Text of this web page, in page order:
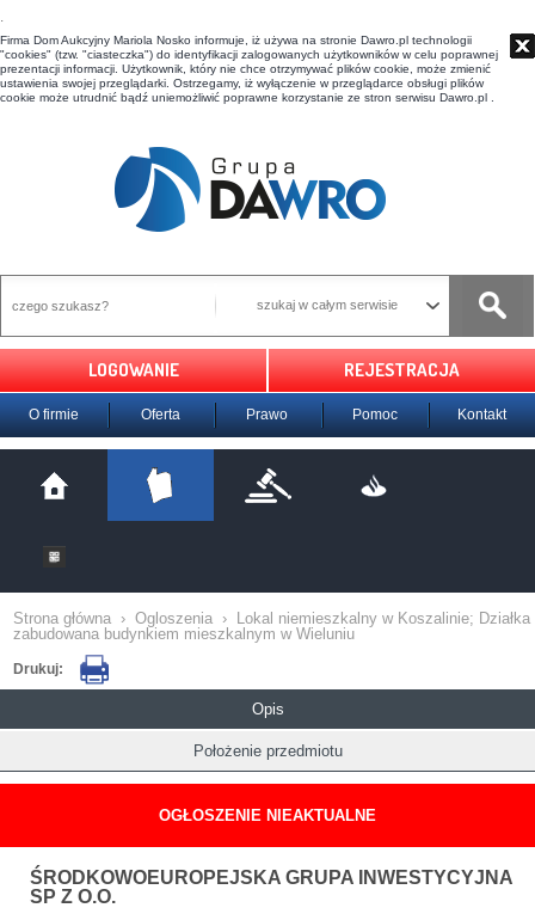
t
Firma Dom Aukcyjny Mariola Nosko informuje, iż używa na stronie Dawro.pl technologii
"cookies" (tzw. "ciasteczka") do identyfikacji zalogowanych użytkowników w celu poprawnej
prezentacji informacji. Użytkownik, który nie chce otrzymywać plików cookie, może zmienić
ustawienia swojej przeglądarki. Ostrzegamy, iż wyłączenie w przeglądarce obsługi plików
cookie może utrudnić bądź uniemożliwić poprawne korzystanie ze stron serwisu Dawro.pl .
szukaj w całym serwisie
LOGOWANIE REJESTRACJA
O firmie Oferta Prawo Pomoc Kontakt
Strona główna › Ogloszenia ›
Lokal niemieszkalny w Koszalinie; Działka
zabudowana budynkiem mieszkalnym w Wieluniu
Drukuj:
Opis
Położenie przedmiotu
OGŁOSZENIE NIEAKTUALNE
ŚRODKOWOEUROPEJSKA GRUPA INWESTYCYJNA
SP Z O.O.